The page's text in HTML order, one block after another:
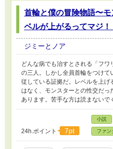
首輪と僕の冒険物語〜
ベルが上がるってマジ！
ジミーとノア
どんな病でも治すとされる「フ
の三人。しかし全員首輪をつけて
従している証拠だ。レベルを上
はなく、モンスターとの性交だ
あります。苦手な方は読まない
24h.ポイント 7pt
小説
ファン